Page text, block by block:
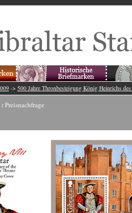
-> 500 Jahre Thronbesteigung König Heinrichs
Preisnachfrage